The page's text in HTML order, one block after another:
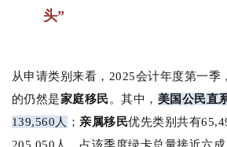
头”
从申请类别来看，2025会计年度第一季
的仍然是家庭移民。其中， 美国公民直
139,560人
；亲属移民优先类别共有
205,050人，占该季度绿卡总量接近六